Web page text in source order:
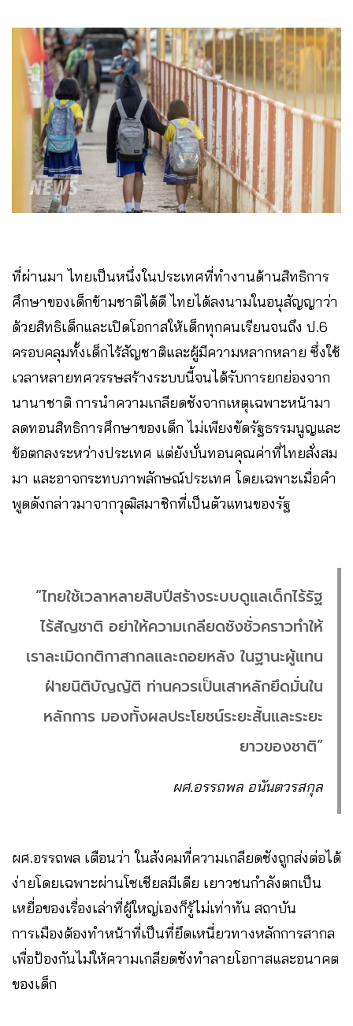
ที่ผ่านมา ไทยเป็นหนึ่งในประเทศที่ทำงานด้านสิทธิการ
ศึกษาของเด็กข้ามชาติได้ดี ไทยได้ลงนามในอนุสัญญาว่า
ด้วยสิทธิเด็กและเปิดโอกาสให้เด็กทุกคนเรียนจนถึง ป.6
ครอบคลุมทั้งเด็กไร้สัญชาติและผู้มีความหลากหลาย ซึ่งใช้
เวลาหลายทศวรรษสร้างระบบนี้จนได้รับการยกย่องจาก
นานาชาติ การนำความเกลียดชังจากเหตุเฉพาะหน้ามา
ลดทอนสิทธิการศึกษาของเด็ก ไม่เพียงขัดรัฐธรรมนูญและ
ข้อตกลงระหว่างประเทศ แต่ยังบั่นทอนคุณค่าที่ไทยสั่งสม
มา และอาจกระทบภาพลักษณ์ประเทศ โดยเฉพาะเมื่อคำ
พูดดังกล่าวมาจากวุฒิสมาชิกที่เป็นตัวแทนของรัฐ
“ไทยใช้เวลาหลายสิบปีสร้างระบบดูแลเด็กไร้รัฐ
ไร้สัญชาติ อย่าให้ความเกลียดชังชั่วคราวทำให้
เราละเมิดกติกาสากลและถอยหลัง ในฐานะผู้แทน
ฝ่ายนิติบัญญัติ ท่านควรเป็นเสาหลักยึดมั่นใน
หลักการ มองทั้งผลประโยชน์ระยะสั้นและระยะ
ยาวของชาติ”
ผศ.อรรถพล อนันตวรสกุล
ผศ.อรรถพล เตือนว่า ในสังคมที่ความเกลียดชังถูกส่งต่อได้
ง่ายโดยเฉพาะผ่านโซเชียลมีเดีย เยาวชนกำลังตกเป็น
เหยื่อของเรื่องเล่าที่ผู้ใหญ่เองก็รู้ไม่เท่าทัน สถาบัน
การเมืองต้องทำหน้าที่เป็นที่ยึดเหนี่ยวทางหลักการสากล
เพื่อป้องกันไม่ให้ความเกลียดชังทำลายโอกาสและอนาคต
ของเด็ก